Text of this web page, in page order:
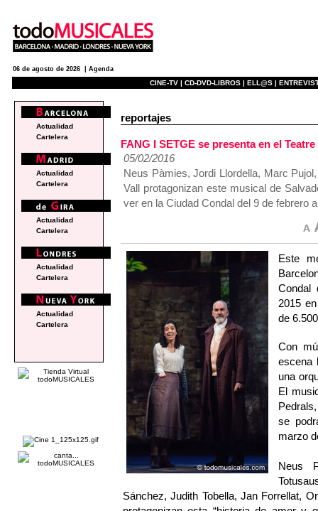
06 de agosto de 2026 | Agenda
CINE-TV | CD-DVD-LIBROS | ELL@S |
reportajes
FANG I SETGE se presenta en el
05/02/2016
Neus Pàmies, Jordi Llordella, Marc
Vall protagonizan este musical de
ver en la Ciudad Condal del 9 de febrero
Este
Condal
2015
de
Con
escena
una
El
se
marzo
Neus
Sánchez, Judith Tobella, Jan Forrellat,
Actualidad
Cartelera
Actualidad
Cartelera
Actualidad
Cartelera
Actualidad
Cartelera
Actualidad
Cartelera